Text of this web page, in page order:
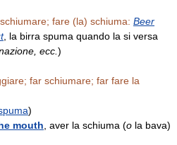
fare (la) schiuma: Beer
, la birra spuma quando la si versa
ecc. )
far schiumare; far fare la
)
mouth , aver la schiuma (o la bava)